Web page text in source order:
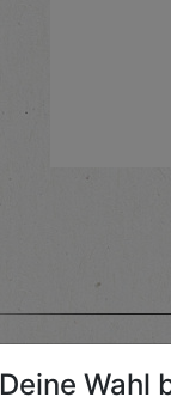
Deine Wahl